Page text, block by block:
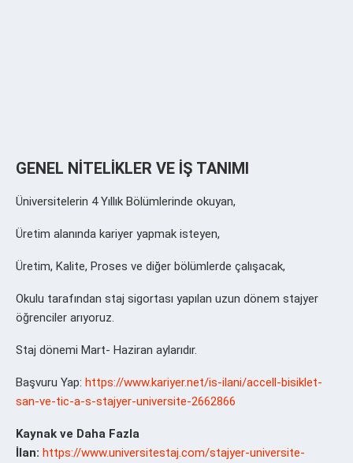
GENEL NİTELİKLER VE İŞ TANIMI
Üniversitelerin 4 Yıllık Bölümlerinde okuyan,
Üretim alanında kariyer yapmak isteyen,
Üretim, Kalite, Proses ve diğer bölümlerde çalışacak,
Okulu tarafından staj sigortası yapılan uzun dönem stajyer
öğrenciler arıyoruz.
Staj dönemi Mart- Haziran aylarıdır.
Başvuru Yap: https://www.kariyer.net/is-ilani/accell-bisiklet-
san-ve-tic-a-s-stajyer-universite-2662866
Kaynak ve Daha Fazla
İlan: https://www.universitestaj.com/stajyer-universite-